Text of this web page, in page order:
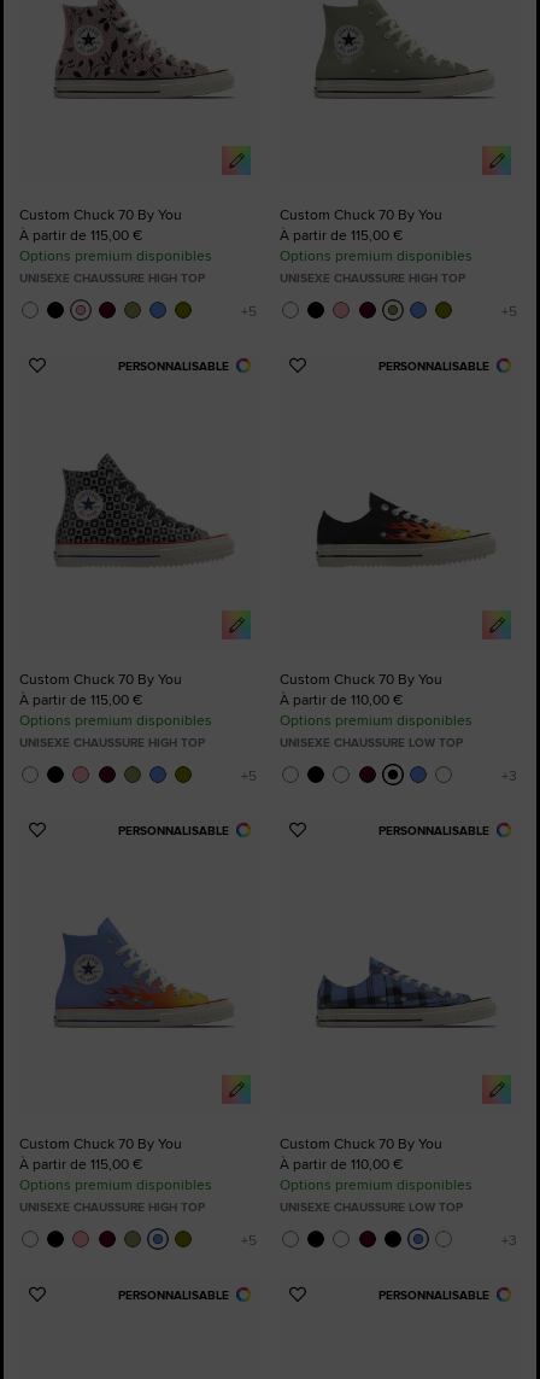
Custom Chuck 70 By You
À partir de 115,00 €
Options premium disponibles
UNISEXE CHAUSSURE HIGH TOP
Custom Chuck 70 By You
À partir de 115,00 €
Options premium disponibles
UNISEXE CHAUSSURE HIGH TOP
PERSONNALISABLE
Ajouter
Custom Chuck 70 By You
À partir de 115,00 €
Options premium disponibles
UNISEXE CHAUSSURE HIGH TOP
PERSONNALISABLE
Ajouter
Custom Chuck 70 By You
À partir de 110,00 €
Options premium disponibles
UNISEXE CHAUSSURE LOW TOP
PERSONNALISABLE
Ajouter
Custom Chuck 70 By You
À partir de 115,00 €
Options premium disponibles
UNISEXE CHAUSSURE HIGH TOP
PERSONNALISABLE
Ajouter
Custom Chuck 70 By You
À partir de 110,00 €
Options premium disponibles
UNISEXE CHAUSSURE LOW TOP
PERSONNALISABLE
Ajouter
PERSONNALISABLE
Ajouter